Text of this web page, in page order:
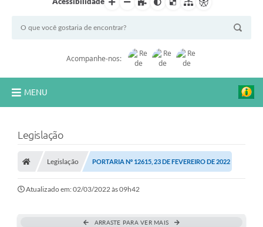
Acompanhe-nos:
MENU
A Prefeitura
Município
Turismo
Transparência
Legislação
Legislação PORTARIA Nº 12615, 23 DE FEVEREIRO DE 2022
Atualizado em: 02/03/2022 às 09h42
ARRASTE PARA VER MAIS